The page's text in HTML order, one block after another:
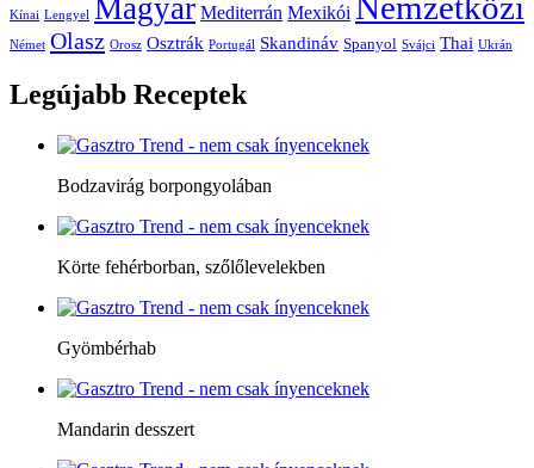
Kínai Lengyel Magyar Mediterrán Mexikói
Német Olasz Orosz Osztrák Portugál Skandináv Spanyol Svájci Thai Ukrán
Legújabb Receptek
Bodzavirág borpongyolában
Körte fehérborban, szőlőlevelekben
Gyömbérhab
Mandarin desszert